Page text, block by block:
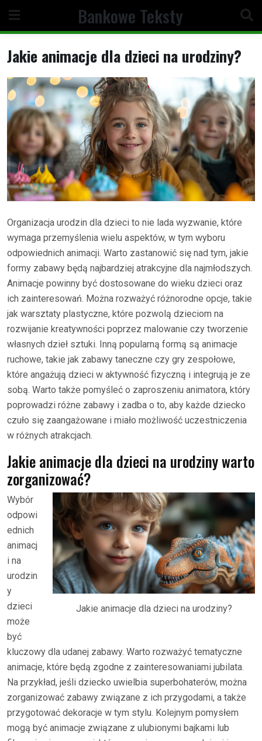
content
Bankowe Teksty
Jakie animacje dla dzieci na urodziny?
Organizacja urodzin dla dzieci to nie lada wyzwanie, które
wymaga przemyślenia wielu aspektów, w tym wyboru
odpowiednich animacji. Warto zastanowić się nad tym, jakie
formy zabawy będą najbardziej atrakcyjne dla najmłodszych.
Animacje powinny być dostosowane do wieku dzieci oraz
ich zainteresowań. Można rozważyć różnorodne opcje, takie
jak warsztaty plastyczne, które pozwolą dzieciom na
rozwijanie kreatywności poprzez malowanie czy tworzenie
własnych dzieł sztuki. Inną popularną formą są animacje
ruchowe, takie jak zabawy taneczne czy gry zespołowe,
które angażują dzieci w aktywność fizyczną i integrują je ze
sobą. Warto także pomyśleć o zaproszeniu animatora, który
poprowadzi różne zabawy i zadba o to, aby każde dziecko
czuło się zaangażowane i miało możliwość uczestniczenia
w różnych atrakcjach.
Jakie animacje dla dzieci na urodziny warto
zorganizować?
Jakie animacje dla dzieci na urodziny?
Wybór
odpowi
ednich
animacj
i na
urodzin
y
dzieci
może
być
kluczowy dla udanej zabawy. Warto rozważyć tematyczne
animacje, które będą zgodne z zainteresowaniami jubilata.
Na przykład, jeśli dziecko uwielbia superbohaterów, można
zorganizować zabawy związane z ich przygodami, a także
przygotować dekoracje w tym stylu. Kolejnym pomysłem
mogą być animacje związane z ulubionymi bajkami lub